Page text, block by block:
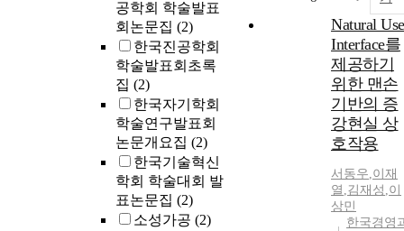
공학회 학술발표
회논문집 (2)
한국진공학회
학술발표회초록
집 (2)
한국자기학회
학술연구발표회
논문개요집 (2)
한국기술혁신
학회 학술대회 발
표논문집 (2)
소성가공 (2)
Natural
Interface를
제공하기
위한 맨손
기반의 증
강현실 상
호작용
서동우,이재
열 ,김재성 ,이
상민
한국경영